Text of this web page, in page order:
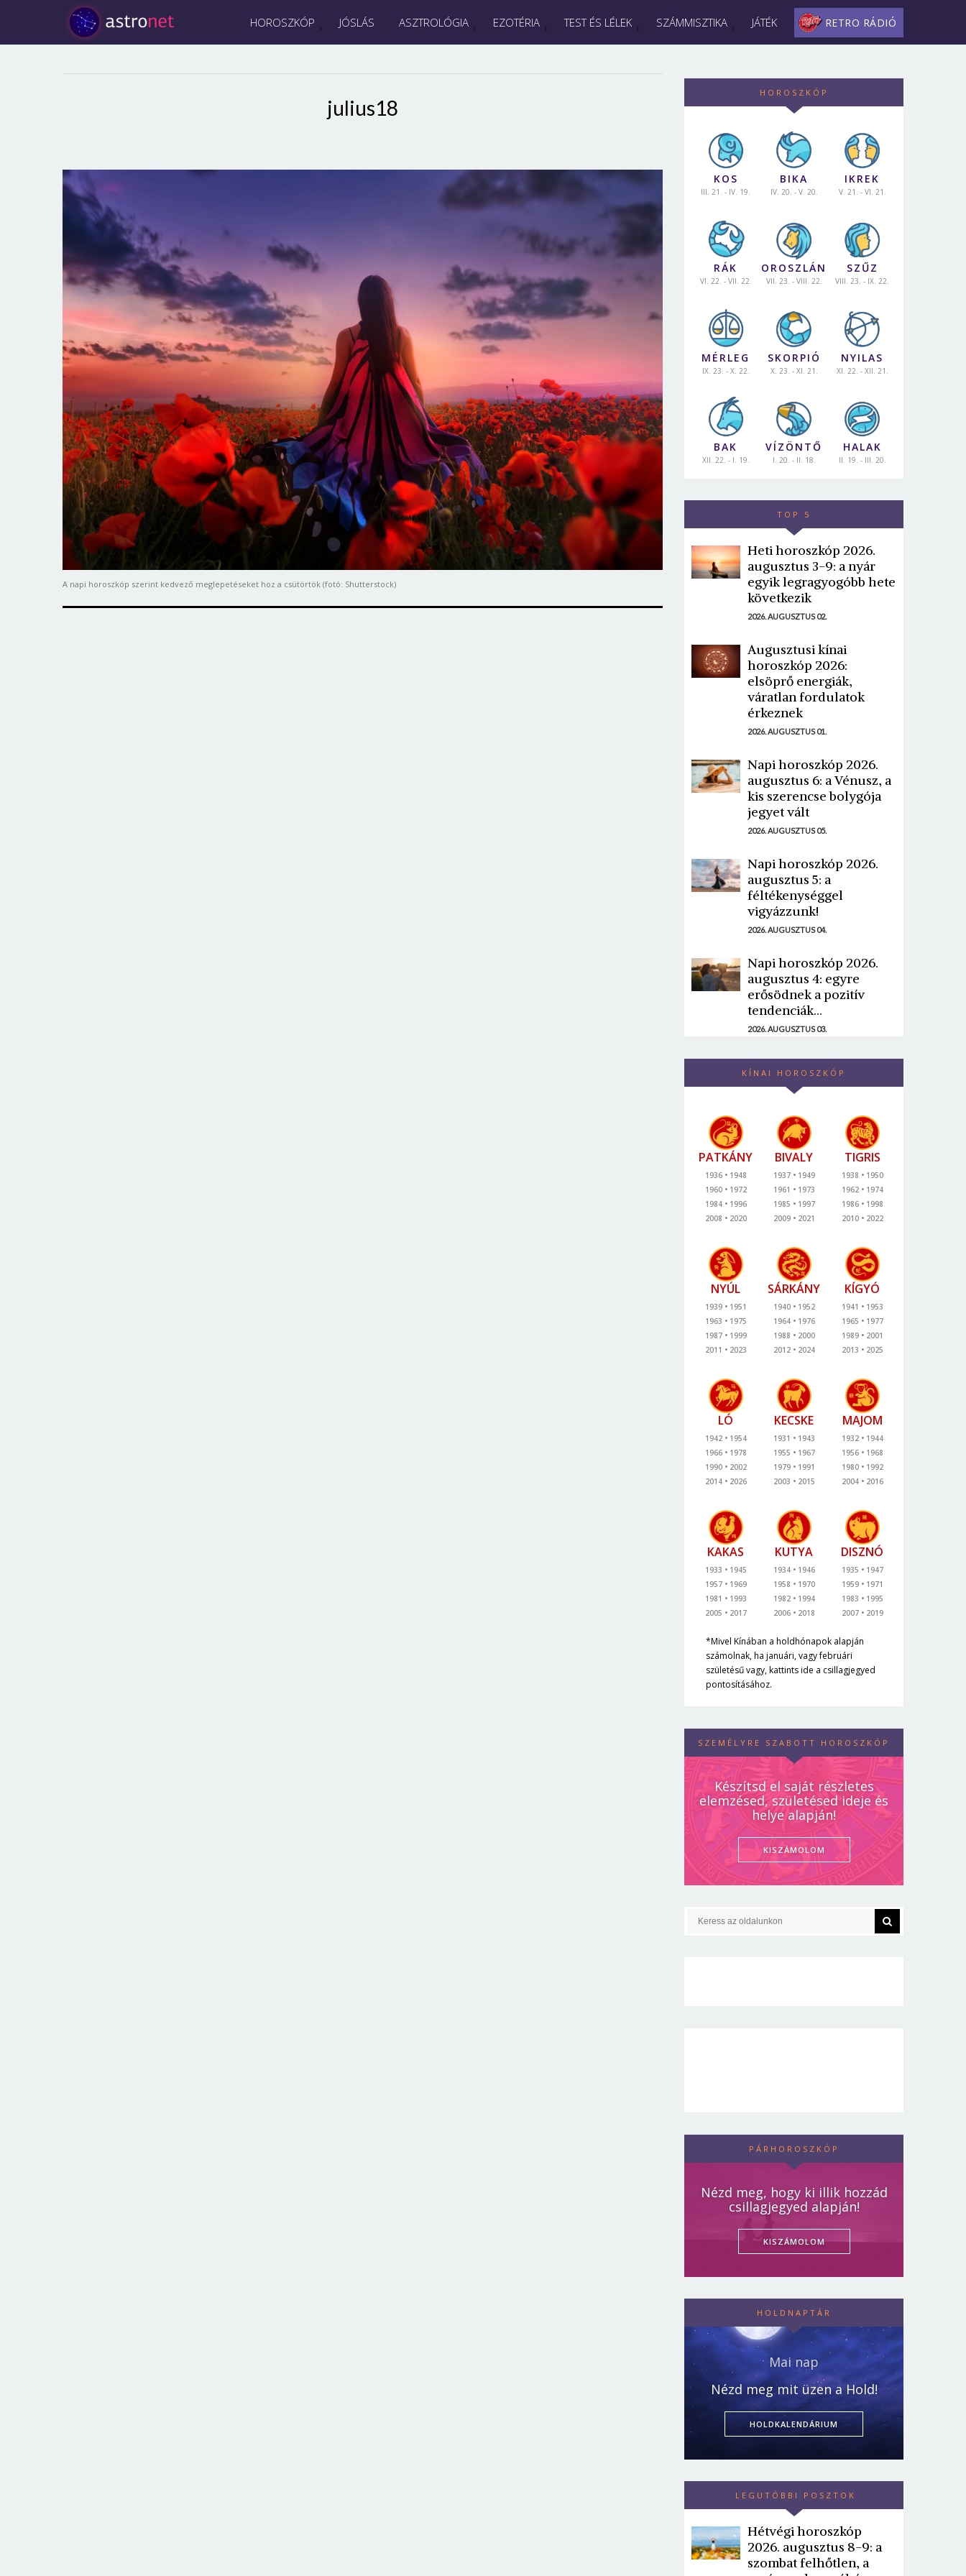
HOROSZKÓP JÓSLÁS ASZTROLÓGIA EZOTÉRIA TEST ÉS LÉLEK SZÁMMISZTIKA JÁTÉK RETRO RÁDIÓ
julius18
A napi horoszkóp szerint kedvező meglepetéseket hoz a csütörtök (fotó: Shutterstock)
HOROSZKÓP
KOS
III. 21. - IV. 19.
BIKA
IV. 20. - V. 20.
IKREK
V. 21. - VI. 21.
RÁK
VI. 22. - VII. 22.
OROSZLÁN
VII. 23. - VIII. 22.
SZŰZ
VIII. 23. - IX. 22.
MÉRLEG
IX. 23. - X. 22.
SKORPIÓ
X. 23. - XI. 21.
NYILAS
XI. 22. - XII. 21.
BAK
XII. 22. - I. 19.
VÍZÖNTŐ
I. 20. - II. 18.
HALAK
II. 19. - III. 20.
TOP 5
Heti horoszkóp 2026.
augusztus 3-9: a nyár
egyik legragyogóbb hete
következik
2026. AUGUSZTUS 02.
Augusztusi kínai
horoszkóp 2026:
elsöprő energiák,
váratlan fordulatok
érkeznek
2026. AUGUSZTUS 01.
Napi horoszkóp 2026.
augusztus 6: a Vénusz, a
kis szerencse bolygója
jegyet vált
2026. AUGUSZTUS 05.
Napi horoszkóp 2026.
augusztus 5: a
féltékenységgel
vigyázzunk!
2026. AUGUSZTUS 04.
Napi horoszkóp 2026.
augusztus 4: egyre
erősödnek a pozitív
tendenciák...
2026. AUGUSZTUS 03.
KÍNAI HOROSZKÓP
PATKÁNY
1936
1948
1960
1972
1984
1996
2008
2020
BIVALY
1937
1949
1961
1973
1985
1997
2009
2021
TIGRIS
1938
1950
1962
1974
1986
1998
2010
2022
NYÚL
1939
1951
1963
1975
1987
1999
2011
2023
SÁRKÁNY
1940
1952
1964
1976
1988
2000
2012
2024
KÍGYÓ
1941
1953
1965
1977
1989
2001
2013
2025
LÓ
1942
1954
1966
1978
1990
2002
2014
2026
KECSKE
1931
1943
1955
1967
1979
1991
2003
2015
MAJOM
1932
1944
1956
1968
1980
1992
2004
2016
KAKAS
1933
1945
1957
1969
1981
1993
2005
2017
KUTYA
1934
1946
1958
1970
1982
1994
2006
2018
DISZNÓ
1935
1947
1959
1971
1983
1995
2007
2019
*Mivel Kínában a holdhónapok alapján
számolnak, ha januári, vagy februári
születésű vagy, kattints ide a csillagjegyed
pontosításához.
SZEMÉLYRE SZABOTT HOROSZKÓP
Készítsd el saját részletes
elemzésed, születésed ideje és
helye alapján!
KISZÁMOLOM
PÁRHOROSZKÓP
Nézd meg, hogy ki illik hozzád
csillagjegyed alapján!
KISZÁMOLOM
HOLDNAPTÁR
Mai nap
Nézd meg mit üzen a Hold!
HOLDKALENDÁRIUM
LEGUTÓBBI POSZTOK
Hétvégi horoszkóp
2026. augusztus 8-9: a
szombat felhőtlen, a